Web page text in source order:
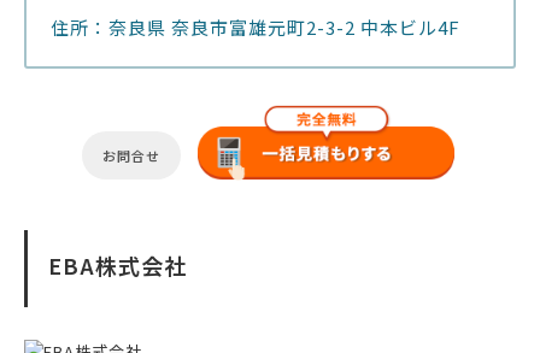
住所：奈良県 奈良市富雄元町2-3-2 中本ビル4F
お問合せ
EBA株式会社